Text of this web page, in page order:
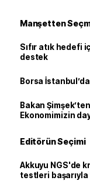
Manşetten
Sıfır atık hedefi
destek
Borsa
Bakan
Ekonomimizin
Editörün Seçimi
Akkuyu NGS'de
testleri başarıyla